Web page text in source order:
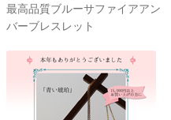
最高品質ブルーサファイアアン
バーブレスレット